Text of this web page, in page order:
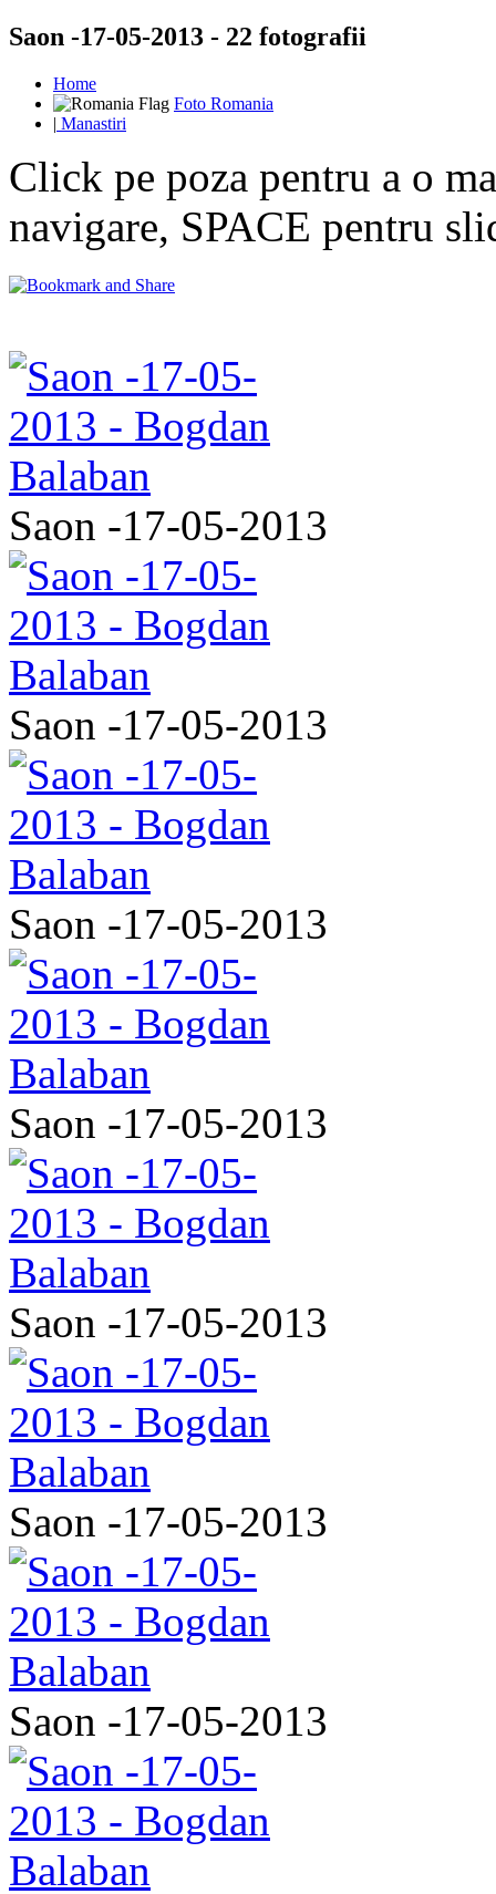
Saon -17-05-2013 - 22 fotografii
Home
Foto Romania
| Manastiri
Click pe poza pentru a o
navigare, SPACE pentru
Saon -17-05-2013
Saon -17-05-2013
Saon -17-05-2013
Saon -17-05-2013
Saon -17-05-2013
Saon -17-05-2013
Saon -17-05-2013